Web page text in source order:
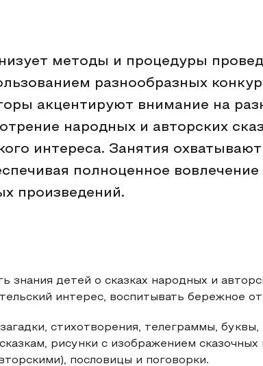
методы и процедуры
разнообразных
акцентируют внимание на
народных и авторских
интереса. Занятия
полноценное
произведений.
знания детей о сказках народных и
интерес, воспитывать бережное
загадки, стихотворения, телеграммы,
рисунки с изображением сказочных
пословицы и поговорки.